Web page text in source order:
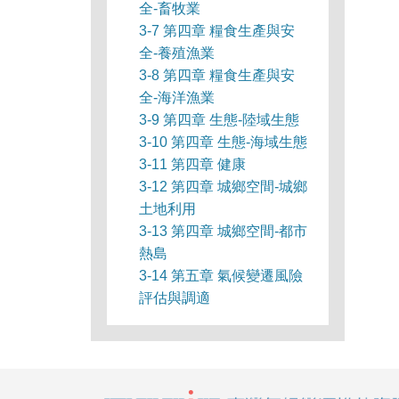
全-畜牧業
3-7 第四章 糧食生產與安
全-養殖漁業
3-8 第四章 糧食生產與安
全-海洋漁業
3-9 第四章 生態-陸域生態
3-10 第四章 生態-海域生態
3-11 第四章 健康
3-12 第四章 城鄉空間-城鄉
土地利用
3-13 第四章 城鄉空間-都市
熱島
3-14 第五章 氣候變遷風險
評估與調適